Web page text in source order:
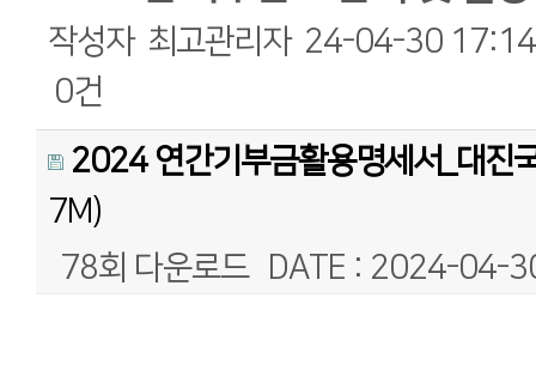
작성자 최고관리자 24-04-30 17:14
0건
2024 연간기부금활용명세서_대진
7M)
78회 다운로드
DATE : 2024-04-